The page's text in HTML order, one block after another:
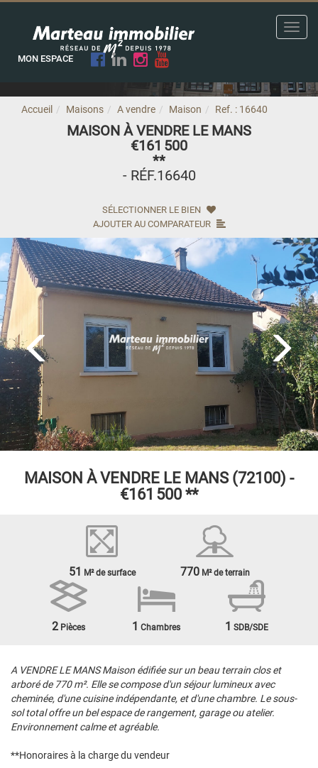
MON ESPACE
Accueil Maisons A vendre Maison Ref. : 16640
MAISON À VENDRE LE MANS
€161 500
**
- RÉF.16640
SÉLECTIONNER LE BIEN
AJOUTER AU COMPARATEUR
MAISON À VENDRE LE MANS (72100) -
€161 500 **
51 M² de surface 770M² de terrain
2 Pièces 1 Chambres 1 SDB/SDE
A VENDRE LE MANS Maison édifiée sur un beau terrain clos et
arboré de 770 m². Elle se compose d'un séjour lumineux avec
cheminée, d'une cuisine indépendante, et d'une chambre. Le sous-
sol total offre un bel espace de rangement, garage ou atelier.
Environnement calme et agréable.
**Honoraires à la charge du vendeur